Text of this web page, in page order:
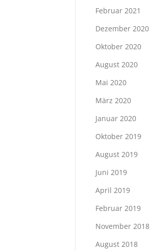
Februar 2021
Dezember 2020
Oktober 2020
August 2020
Mai 2020
März 2020
Januar 2020
Oktober 2019
August 2019
Juni 2019
April 2019
Februar 2019
November 2018
August 2018